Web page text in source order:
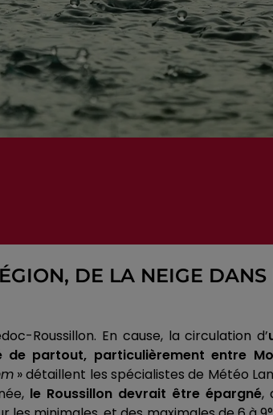
DE LA NEIGE DANS
Roussillon. En cause, la circulation d’
de partout, particulièrement entre
» détaillent les spécialistes de Météo
le Roussillon devrait être épargné,